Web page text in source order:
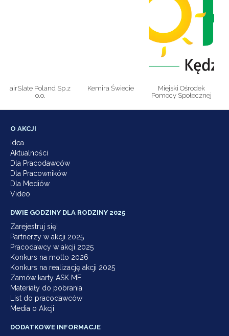
airSlate Poland Sp.z
o.o.
Kemira Świecie
Miejski Ośrodek
Pomocy Społecznej
O AKCJI
Idea
Aktualności
Dla Pracodawców
Dla Pracowników
Dla Mediów
Video
DWIE GODZINY DLA RODZINY 2025
Zarejestruj się!
Partnerzy w akcji 2025
Pracodawcy w akcji 2025
Konkurs na motto 2026
Konkurs na realizację akcji 2025
Zamów karty ASK ME
Materiały do pobrania
List do pracodawców
Media o Akcji
DODATKOWE INFORMACJE